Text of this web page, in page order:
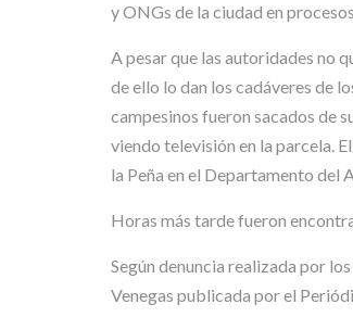
y ONGs de la ciudad en
A pesar que las autoridades no
de ello lo dan los cadáveres de
campesinos fueron sacados de
viendo televisión en la parcela.
la Peña en el Departamento del
Horas más tarde fueron
Según denuncia realizada por
Venegas publicada por el